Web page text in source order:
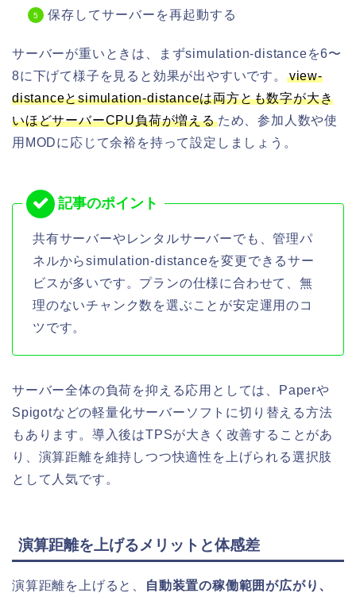
保存してサーバーを再起動する
サーバーが重いときは、まずsimulation-distanceを6〜
8に下げて様子を見ると効果が出やすいです。
view-
distanceとsimulation-distanceは両方とも数字が大き
いほどサーバーCPU負荷が増えるため、参加人数や使
用MODに応じて余裕を持って設定しましょう。
共有サーバーやレンタルサーバーでも、管理パ
ネルからsimulation-distanceを変更できるサー
ビスが多いです。プランの仕様に合わせて、無
理のないチャンク数を選ぶことが安定運用のコ
ツです。
サーバー全体の負荷を抑える応用としては、Paperや
Spigotなどの軽量化サーバーソフトに切り替える方法
もあります。導入後はTPSが大きく改善することがあ
り、演算距離を維持しつつ快適性を上げられる選択肢
として人気です。
演算距離を上げるメリットと体感差
演算距離を上げると、
自動装置の稼働範囲が広がり、